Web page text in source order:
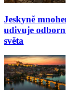
Jeskyně
udivuje
světa